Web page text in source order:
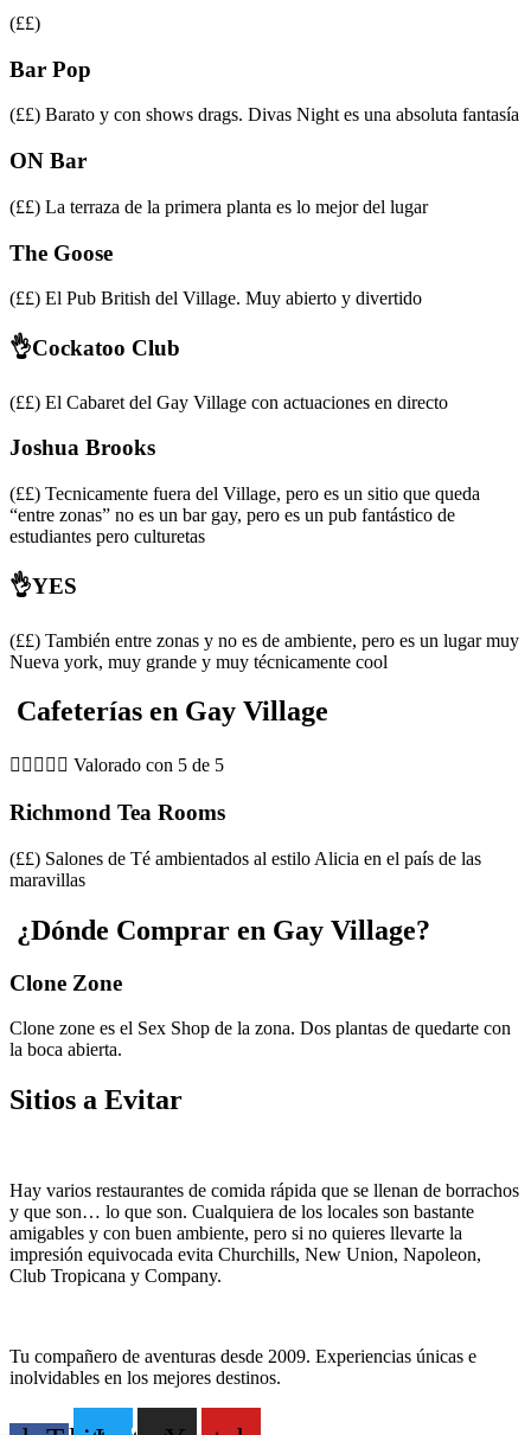
(££)
Bar Pop
(££) Barato y con shows drags. Divas Night es una absoluta fantasía
ON Bar
(££) La terraza de la primera planta es lo mejor del lugar
The Goose
(££) El Pub British del Village. Muy abierto y divertido
👌Cockatoo Club
(££) El Cabaret del Gay Village con actuaciones en directo
Joshua Brooks
(££) Tecnicamente fuera del Village, pero es un sitio que queda
“entre zonas” no es un bar gay, pero es un pub fantástico de
estudiantes pero culturetas
👌YES
(££) También entre zonas y no es de ambiente, pero es un lugar muy
Nueva york, muy grande y muy técnicamente cool
Cafeterías en Gay Village
     Valorado con 5 de 5
Richmond Tea Rooms
(££) Salones de Té ambientados al estilo Alicia en el país de las
maravillas
¿Dónde Comprar en Gay Village?
Clone Zone
Clone zone es el Sex Shop de la zona. Dos plantas de quedarte con
la boca abierta.
Sitios a Evitar
Hay varios restaurantes de comida rápida que se llenan de borrachos
y que son… lo que son. Cualquiera de los locales son bastante
amigables y con buen ambiente, pero si no quieres llevarte la
impresión equivocada evita Churchills, New Union, Napoleon,
Club Tropicana y Company.
Tu compañero de aventuras desde 2009. Experiencias únicas e
inolvidables en los mejores destinos.